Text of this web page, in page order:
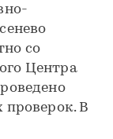
со
Центра
проверок. В